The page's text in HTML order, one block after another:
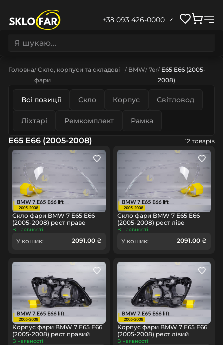
+38 093 426-0000
Головна Скло, корпуси та складові
фари
BMW 7er E65 E66 (2005-
2008)
Всі позиції Скло Корпус Світловод
Ліхтарі Ремкомплект Рамка
E65 E66 (2005-2008) 12 товарів
Скло фари BMW 7 E65 E66
(2005-2008) рест праве
В наявності
У кошик: 2091.00 ₴
Скло фари BMW 7 E65 E66
(2005-2008) рест ліве
В наявності
У кошик: 2091.00 ₴
Корпус фари BMW 7 E65 E66
(2005-2008) рест правий
В наявності
Корпус фари BMW 7 E65 E66
(2005-2008) рест лівий
В наявності